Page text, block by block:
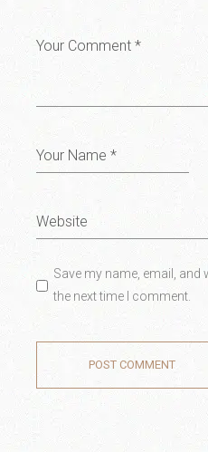
Save my name, email,
the next time I comment.
POST COMMENT